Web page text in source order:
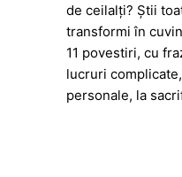
de ceilalți? Știi
transformi în
11 povestiri, cu
lucruri
personale, la